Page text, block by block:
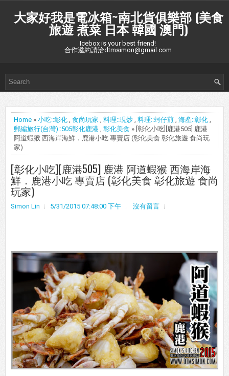
大家好我是電冰箱~南北貨俱樂部 (美食
旅遊 煮菜 日本 韓國 澳門)
Icebox is your best friend!
合作邀約請洽dtmsimon@gmail.com
Home » 小吃::彰化 , 食尚玩家 , 料理::現炒 , 料理::蚵仔煎 , 海產::彰化 ,
郵編旅行(台灣)::505彰化鹿港 , 彰化美食 » [彰化小吃][鹿港505] 鹿港
阿道蝦猴 西海岸海鮮．鹿港小吃 專賣店 (彰化美食 彰化旅遊 食尚玩
家)
[彰化小吃][鹿港505] 鹿港 阿道蝦猴 西海岸海
鮮．鹿港小吃 專賣店 (彰化美食 彰化旅遊 食尚
玩家)
Simon Lin 5/31/2015 07:48:00 下午 沒有留言